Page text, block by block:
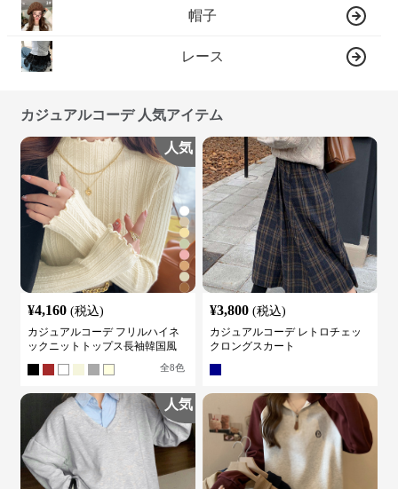
帽子
レース
カジュアルコーデ 人気アイテム
人気
¥4,160 (税込)
カジュアルコーデ フリルハイネ
ックニットトップス長袖韓国風
全8色
¥3,800 (税込)
カジュアルコーデ レトロチェッ
クロングスカート
人気